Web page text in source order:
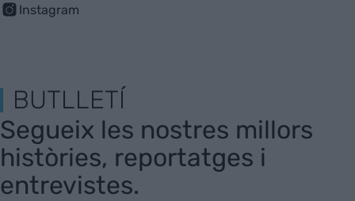
Instagram
BUTLLETÍ
Segueix les nostres millors
històries, reportatges i
entrevistes.